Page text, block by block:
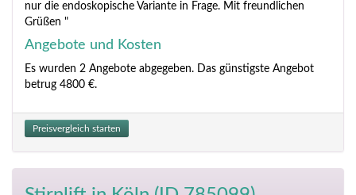
nur die endoskopische Variante in Frage. Mit freundlichen
Grüßen "
Angebote und Kosten
Es wurden 2 Angebote abgegeben. Das günstigste Angebot
betrug 4800 €.
Preisvergleich starten